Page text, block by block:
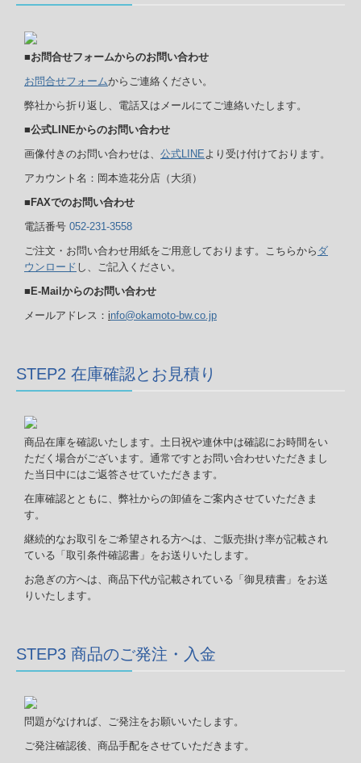
■お問合せフォームからのお問い合わせ
お問合せフォームからご連絡ください。
弊社から折り返し、電話又はメールにてご連絡いたします。
■公式LINEからのお問い合わせ
画像付きのお問い合わせは、 公式LINEより受け付けております。
アカウント名：岡本造花分店（大須）
■FAXでのお問い合わせ
電話番号 052-231-3558
ご注文・お問い合わせ用紙をご用意しております。こちらから ダ
ウンロード し、ご記入ください。
■E-Mailからのお問い合わせ
メールアドレス： info@okamoto-bw.co.jp
STEP2 在庫確認とお見積り
商品在庫を確認いたします。土日祝や連休中は確認にお時間をい
ただく場合がございます。通常ですとお問い合わせいただきまし
た当日中にはご返答させていただきます。
在庫確認とともに、弊社からの卸値をご案内させていただきま
す。
継続的なお取引をご希望される方へは、ご販売掛け率が記載され
ている「取引条件確認書」をお送りいたします。
お急ぎの方へは、商品下代が記載されている「御見積書」をお送
りいたします。
STEP3 商品のご発注・入金
問題がなければ、ご発注をお願いいたします。
ご発注確認後、 商品手配をさせていただきます。